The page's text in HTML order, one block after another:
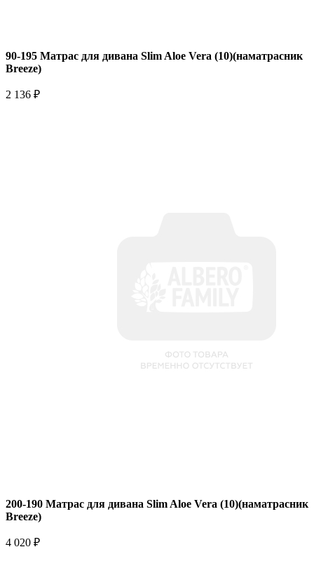
90-195 Матрас для дивана Slim Aloe Vera (10)(наматрасник
Breeze)
2 136 ₽
200-190 Матрас для дивана Slim Aloe Vera (10)(наматрасник
Breeze)
4 020 ₽